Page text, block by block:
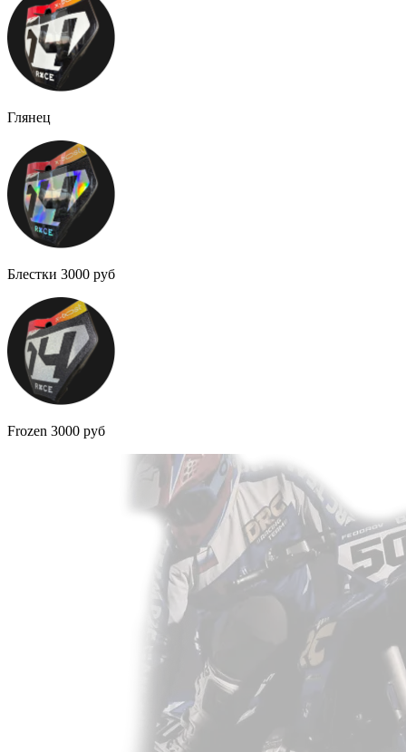
Глянец
Блестки 3000 руб
Frozen 3000 руб